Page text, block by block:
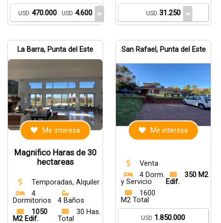
USD 470.000 USD 4.600 USD 31.250
La Barra, Punta del Este
Me interesa
Magnifico Haras de 30
hectareas
Temporadas, Alquiler
4
Dormitorios
4 Baños
1050
M2 Edif.
30 Has.
Total
San Rafael, Punta del Este
Me interesa
Venta
4 Dorm.
y Servicio
350 M2
Edif.
1600
M2 Total
USD 1.850.000